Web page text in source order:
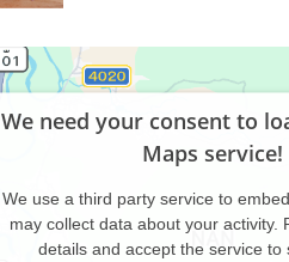
We need your consent to
Maps service!
We use a third party service to
may collect data about your activity.
details and accept the service to